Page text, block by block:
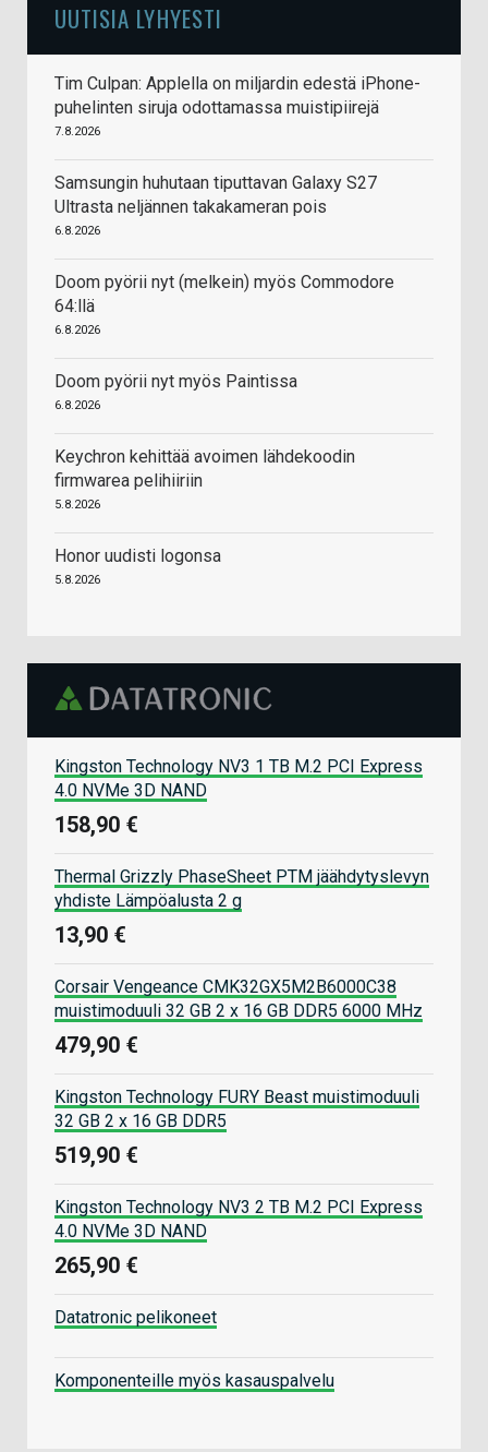
UUTISIA LYHYESTI
Tim Culpan: Applella on miljardin edestä iPhone-
puhelinten siruja odottamassa muistipiirejä
7.8.2026
Samsungin huhutaan tiputtavan Galaxy S27
Ultrasta neljännen takakameran pois
6.8.2026
Doom pyörii nyt (melkein) myös Commodore
64:llä
6.8.2026
Doom pyörii nyt myös Paintissa
6.8.2026
Keychron kehittää avoimen lähdekoodin
firmwarea pelihiiriin
5.8.2026
Honor uudisti logonsa
5.8.2026
Kingston Technology NV3 1 TB M.2 PCI Express
4.0 NVMe 3D NAND
158,90 €
Thermal Grizzly PhaseSheet PTM jäähdytyslevyn
yhdiste Lämpöalusta 2 g
13,90 €
Corsair Vengeance CMK32GX5M2B6000C38
muistimoduuli 32 GB 2 x 16 GB DDR5 6000 MHz
479,90 €
Kingston Technology FURY Beast muistimoduuli
32 GB 2 x 16 GB DDR5
519,90 €
Kingston Technology NV3 2 TB M.2 PCI Express
4.0 NVMe 3D NAND
265,90 €
Datatronic pelikoneet
Komponenteille myös kasauspalvelu